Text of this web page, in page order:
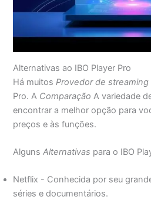
Alternativas ao IBO Player Pro
Há muitosProvedor de streaming
Pro. A Comparação A variedade
encontrar a melhor opção para
preços e às funções.
AlgunsAlternativas para o IBO
Netflix - Conhecida por seu
séries e documentários.